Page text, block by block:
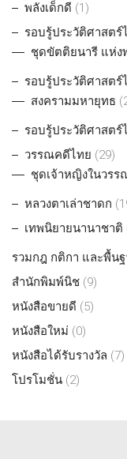
พลังเด็กดี (1)
รอบรู้ประวัติศาสต
ชุดขัตติยนารี แห่ง
รอบรู้ประวัติศาสต
สงครามมหายุทธ
รอบรู้ประวัติศาสต
วรรณคดีไทย (29)
ชุดเจ้าหญิงในวร
หลวงตาเล่าชาดก
เทพนิยายนานาชาติ
รวมกฎ กติกา และพื้นฐ
สำนักพิมพ์นิช (9)
หนังสือขายดี (5)
หนังสือใหม่ (0)
หนังสือได้รับรางวัล (7)
โปรโมชั่น (2)